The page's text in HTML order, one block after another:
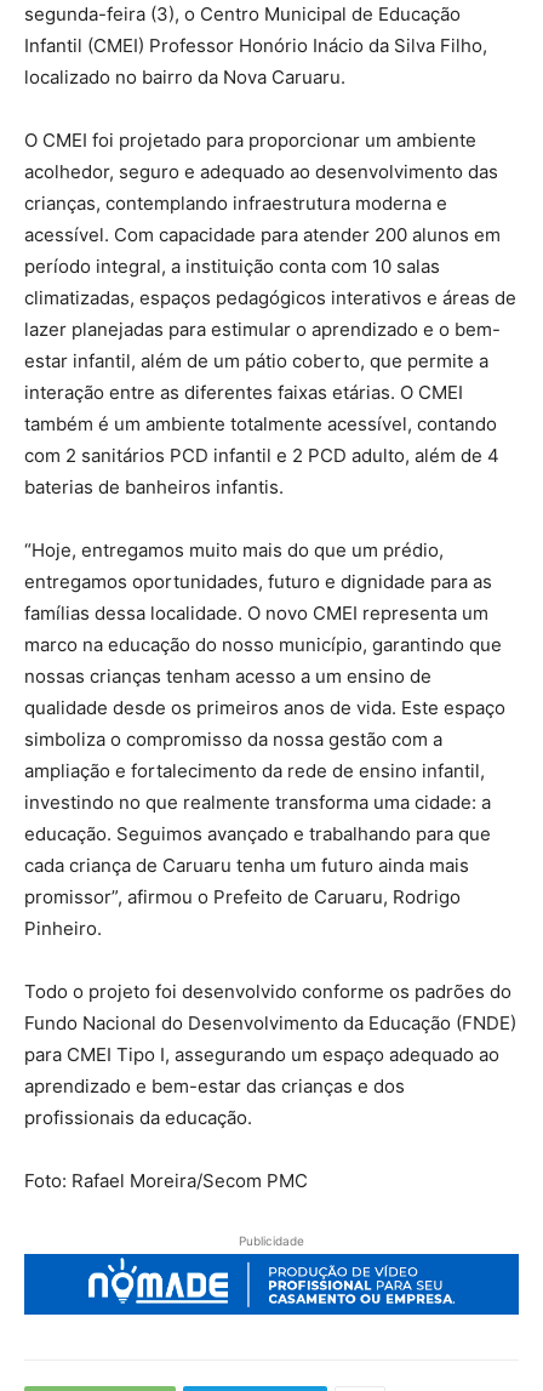
segunda-feira (3), o Centro Municipal de Educação
Infantil (CMEI) Professor Honório Inácio da Silva Filho,
localizado no bairro da Nova Caruaru.
O CMEI foi projetado para proporcionar um ambiente
acolhedor, seguro e adequado ao desenvolvimento das
crianças, contemplando infraestrutura moderna e
acessível. Com capacidade para atender 200 alunos em
período integral, a instituição conta com 10 salas
climatizadas, espaços pedagógicos interativos e áreas de
lazer planejadas para estimular o aprendizado e o bem-
estar infantil, além de um pátio coberto, que permite a
interação entre as diferentes faixas etárias. O CMEI
também é um ambiente totalmente acessível, contando
com 2 sanitários PCD infantil e 2 PCD adulto, além de 4
baterias de banheiros infantis.
“Hoje, entregamos muito mais do que um prédio,
entregamos oportunidades, futuro e dignidade para as
famílias dessa localidade. O novo CMEI representa um
marco na educação do nosso município, garantindo que
nossas crianças tenham acesso a um ensino de
qualidade desde os primeiros anos de vida. Este espaço
simboliza o compromisso da nossa gestão com a
ampliação e fortalecimento da rede de ensino infantil,
investindo no que realmente transforma uma cidade: a
educação. Seguimos avançado e trabalhando para que
cada criança de Caruaru tenha um futuro ainda mais
promissor”, afirmou o Prefeito de Caruaru, Rodrigo
Pinheiro.
Todo o projeto foi desenvolvido conforme os padrões do
Fundo Nacional do Desenvolvimento da Educação (FNDE)
para CMEI Tipo I, assegurando um espaço adequado ao
aprendizado e bem-estar das crianças e dos
profissionais da educação.
Foto: Rafael Moreira/Secom PMC
Publicidade